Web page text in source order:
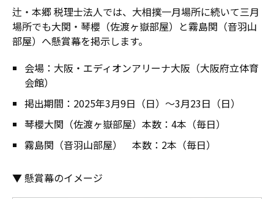
る
辻・本郷 税理士法人では、大相撲一月場所に続いて三月
場所でも大関・琴櫻（佐渡ヶ嶽部屋）と霧島関（音羽山
部屋）へ懸賞幕を掲示します。
会場：大阪・エディオンアリーナ大阪（大阪府立体育
会館）
掲出期間：2025年3月9日（日）～3月23日（日）
琴櫻大関（佐渡ヶ嶽部屋）本数：4本（毎日）
霧島関（音羽山部屋） 本数：2本（毎日）
▼ 懸賞幕のイメージ